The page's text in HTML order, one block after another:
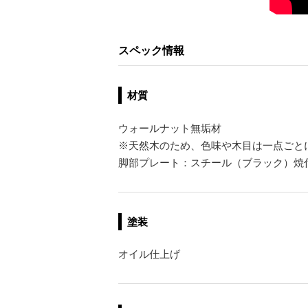
スペック情報
材質
ウォールナット無垢材
※天然木のため、色味や木目は一点ごと
脚部プレート：スチール（ブラック）焼
塗装
オイル仕上げ